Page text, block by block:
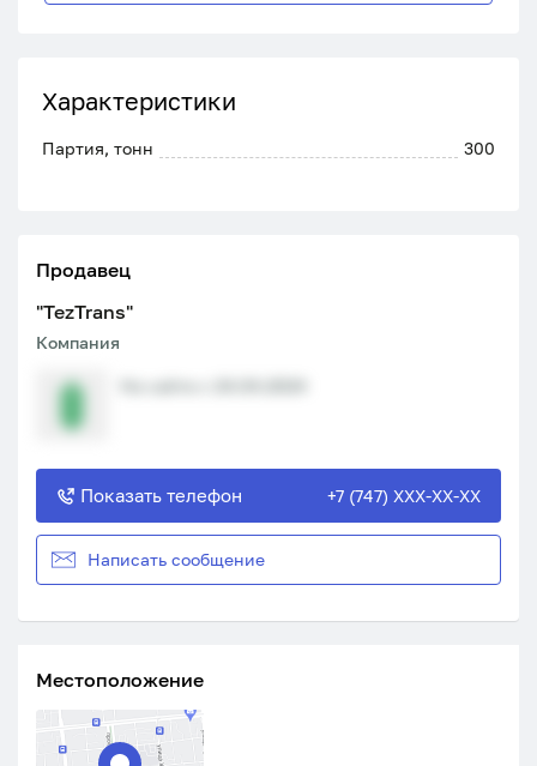
Характеристики
Партия, тонн 300
Продавец
"ТеzTrans"
Компания
Показать телефон +7 (747) XXX-XX-XX
Написать сообщение
Местоположение